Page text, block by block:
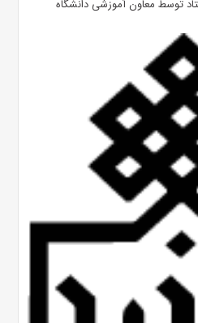
توسط معاون آموزشی دانشگاه